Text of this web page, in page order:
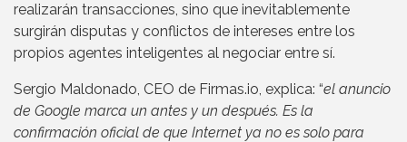
realizarán transacciones, sino que inevitablemente
surgirán disputas y conflictos de intereses entre los
propios agentes inteligentes al negociar entre sí.
Sergio Maldonado, CEO de Firmas.io, explica: “el anuncio
de Google marca un antes y un después. Es la
confirmación oficial de que Internet ya no es solo para